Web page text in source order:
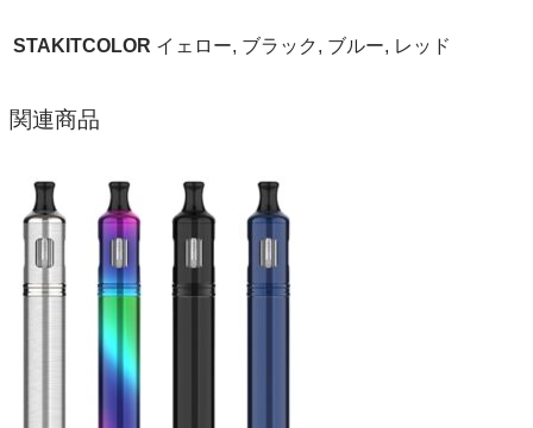
STAKITCOLOR イェロー, ブラック, ブルー, レッド
関連商品